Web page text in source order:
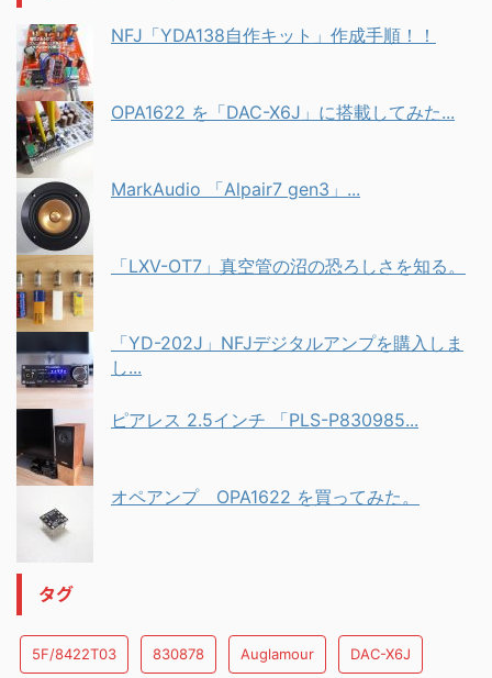
NFJ「YDA138自作キット」作成手順！！
OPA1622 を「DAC-X6J」に搭載してみた...
MarkAudio 「Alpair7 gen3」...
「LXV-OT7」真空管の沼の恐ろしさを知る。
「YD-202J」NFJデジタルアンプを購入しま
し...
ピアレス 2.5インチ 「PLS-P830985...
オペアンプ OPA1622 を買ってみた。
タグ
5F/8422T03 830878 Auglamour DAC-X6J